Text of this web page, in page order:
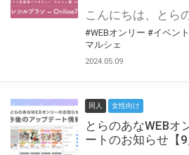
#WEBオンリー #イベン
マルシェ
2024.05.09
同人 女性向け
とらのあなWEBオ
ートのお知らせ【9